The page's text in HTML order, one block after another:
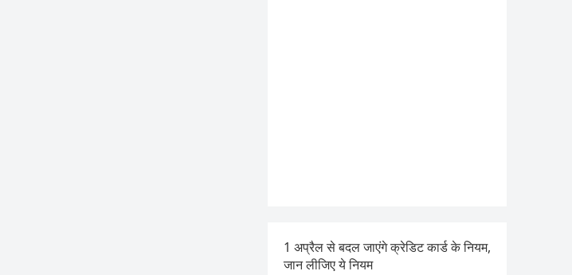
1 अप्रैल से बदल जाएंगे क्रेडिट कार्ड के नियम,
जान लीजिए ये नियम